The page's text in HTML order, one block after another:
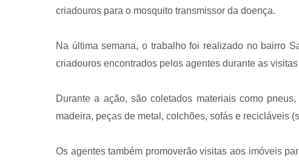
criadouros para o mosquito transmissor da doença.
Na última semana, o trabalho foi realizado no bairro
criadouros encontrados pelos agentes durante as
Durante a ação, são coletados materiais como
madeira, peças de metal, colchões, sofás e recicláveis
Os agentes também promoverão visitas aos imóveis